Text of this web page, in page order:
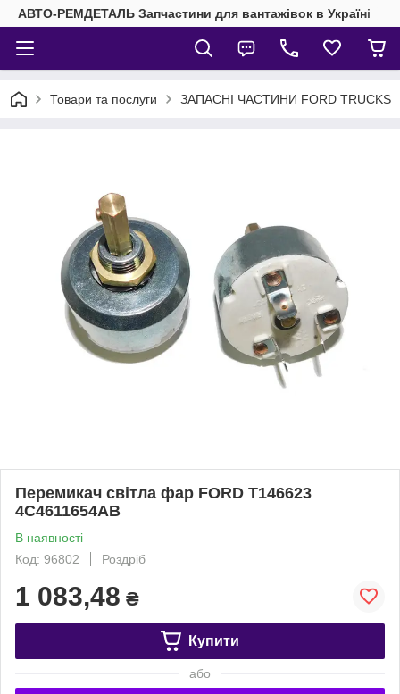
АВТО-РЕМДЕТАЛЬ Запчастини для вантажівок в Україні
Товари та послуги ЗАПАСНІ ЧАСТИНИ FORD TRUCKS
Перемикач світла фар FORD T146623
4C4611654AB
В наявності
Код: 96802
Роздріб
1 083,48 ₴
Купити
або